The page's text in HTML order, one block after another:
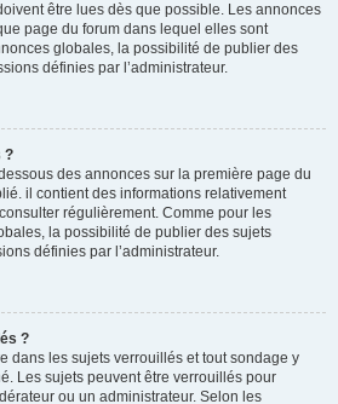
être lues dès que possible. Les annonces
page du forum dans lequel elles sont
globales, la possibilité de publier des
définies par l’administrateur.
?
des annonces sur la première page du
il contient des informations relativement
régulièrement. Comme pour les
la possibilité de publier des sujets
définies par l’administrateur.
?
dans les sujets verrouillés et tout sondage y
Les sujets peuvent être verrouillés pour
ou un administrateur. Selon les